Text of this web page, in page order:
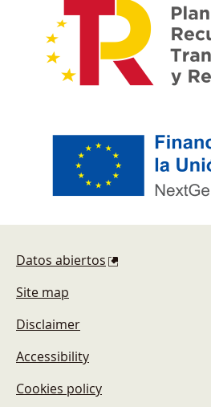
Datos abiertos
Site map
Disclaimer
Accessibility
Cookies policy